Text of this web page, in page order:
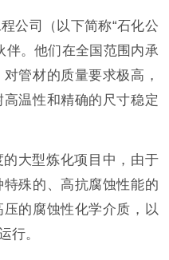
公司（以下简称“石化公
伴。他们在全国范围内承
管材的质量要求极高，
温性和精确的尺寸稳定
大型炼化项目中，由于
殊的、高抗腐蚀性能的
的腐蚀性化学介质，以
行。